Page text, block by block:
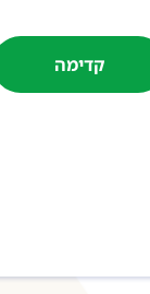
קדימה